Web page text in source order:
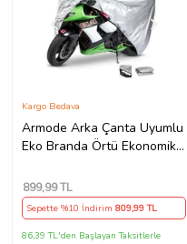
Armode Arka Çanta Uyumlu
Eko Branda Örtü Ekonomik
Kargo Bedava
899,99 TL
Sepette %10 İndirim 809,99 TL
86,39 TL'den Başlayan Taksitlerle